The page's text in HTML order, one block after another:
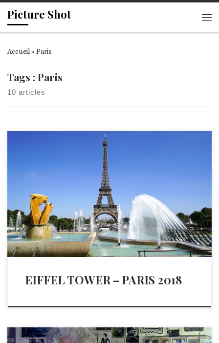
Passer au contenu
Picture Shot
Accueil» Paris
Tags : Paris
10 articles
EIFFEL TOWER – PARIS 2018 / PICTURE SHOT Clip Tour […]
EIFFEL TOWER – PARIS 2018